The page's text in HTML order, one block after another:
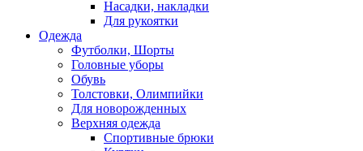
Насадки, накладки
Для рукоятки
Одежда
Футболки, Шорты
Головные уборы
Обувь
Толстовки, Олимпийки
Для новорожденных
Верхняя одежда
Спортивные брюки